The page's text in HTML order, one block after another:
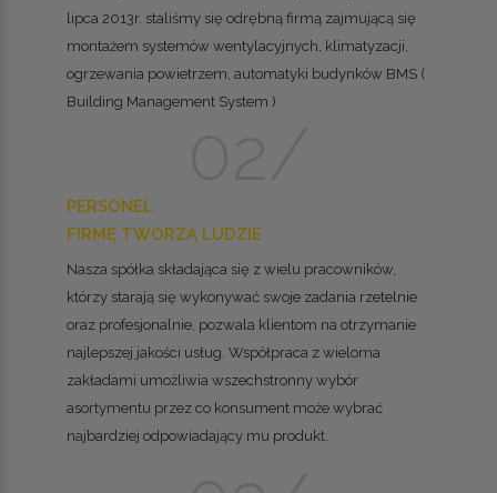
lipca 2013r. staliśmy się odrębną firmą zajmującą się
montażem systemów wentylacyjnych, klimatyzacji,
ogrzewania powietrzem, automatyki budynków BMS (
Building Management System )
PERSONEL
FIRMĘ TWORZĄ LUDZIE
Nasza spółka składająca się z wielu pracowników,
którzy starają się wykonywać swoje zadania rzetelnie
oraz profesjonalnie, pozwala klientom na otrzymanie
najlepszej jakości usług. Współpraca z wieloma
zakładami umożliwia wszechstronny wybór
asortymentu przez co konsument może wybrać
najbardziej odpowiadający mu produkt.